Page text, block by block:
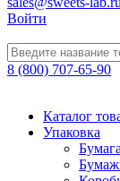
Войти
8 (800) 707-65-90
Каталог
Упаковка